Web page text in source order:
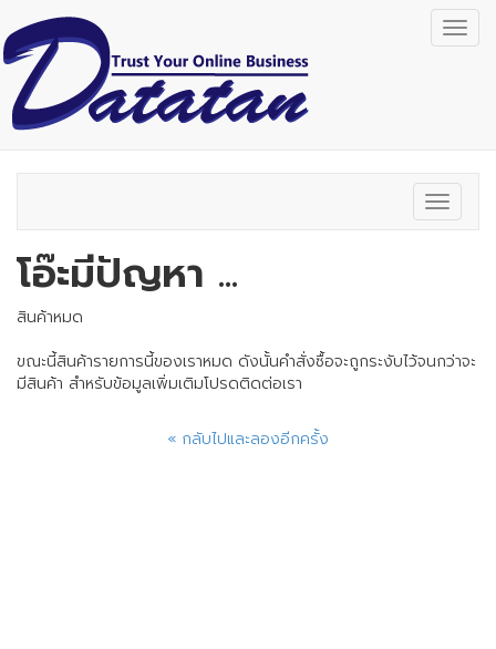
Toggle
โอ๊ะมีปัญหา ...
สินค้าหมด
ขณะนี้สินค้ารายการนี้ของเราหมด ดังนั้นคำสั่งซื้อจะถูกระงับไว้จนกว่าจะ
มีสินค้า สำหรับข้อมูลเพิ่มเติมโปรดติดต่อเรา
« กลับไปและลองอีกครั้ง